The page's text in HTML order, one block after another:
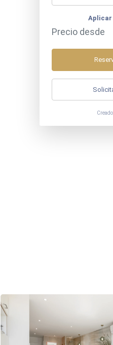
Aplicar
Precio desde